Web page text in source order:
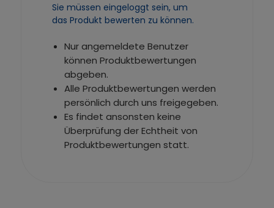
Sie müssen eingeloggt sein, um
das Produkt bewerten zu können.
Nur angemeldete Benutzer
können Produktbewertungen
abgeben.
Alle Produktbewertungen werden
persönlich durch uns freigegeben.
Es findet ansonsten keine
Überprüfung der Echtheit von
Produktbewertungen statt.